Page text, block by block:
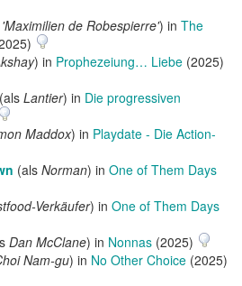
'Maximilien de Robespierre') in The
) in Prophezeiung… Liebe (2025)
(als Lantier) in Die progressiven
Maddox) in Playdate - Die Action-
(als Norman) in One of Them Days
Verkäufer) in One of Them Days
Dan McClane) in Nonnas (2025)
Nam-gu) in No Other Choice (2025)